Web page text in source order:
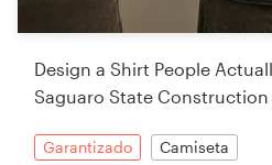
Design a Shirt People
Saguaro State Construction
Garantizado Camiseta